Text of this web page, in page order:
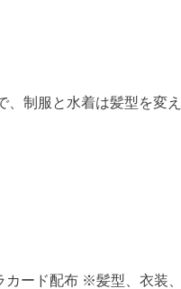
、制服と水着は髪型を変
カード配布 ※髪型、衣装